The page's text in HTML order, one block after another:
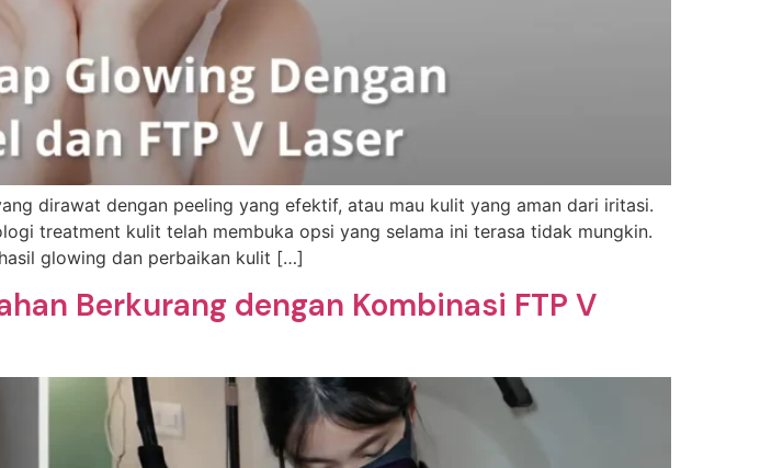
dirawat dengan peeling yang efektif, atau mau kulit yang aman dari iritasi.
treatment kulit telah membuka opsi yang selama ini terasa tidak mungkin.
glowing dan perbaikan kulit […]
Berkurang dengan Kombinasi FTP V